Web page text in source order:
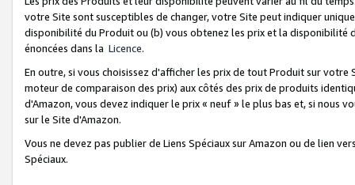
votre Site sont susceptibles de changer, votre Site peut indiquer
disponibilité du Produit ou (b) vous obtenez les prix et la disponibilité
énoncées dans la Licence.
En outre, si vous choisissez d'afficher les prix de tout Produit sur
moteur de comparaison des prix) aux côtés des prix de produits
d'Amazon, vous devez indiquer le prix « neuf » le plus bas et, si nous
sur le Site d'Amazon.
Vous ne devez pas publier de Liens Spéciaux sur Amazon ou de lien
Spéciaux.